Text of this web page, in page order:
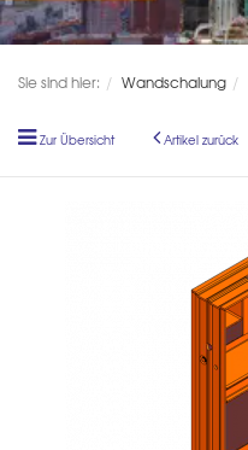
Sie sind hier: Wandschalung
Zur Übersicht Artikel zurück